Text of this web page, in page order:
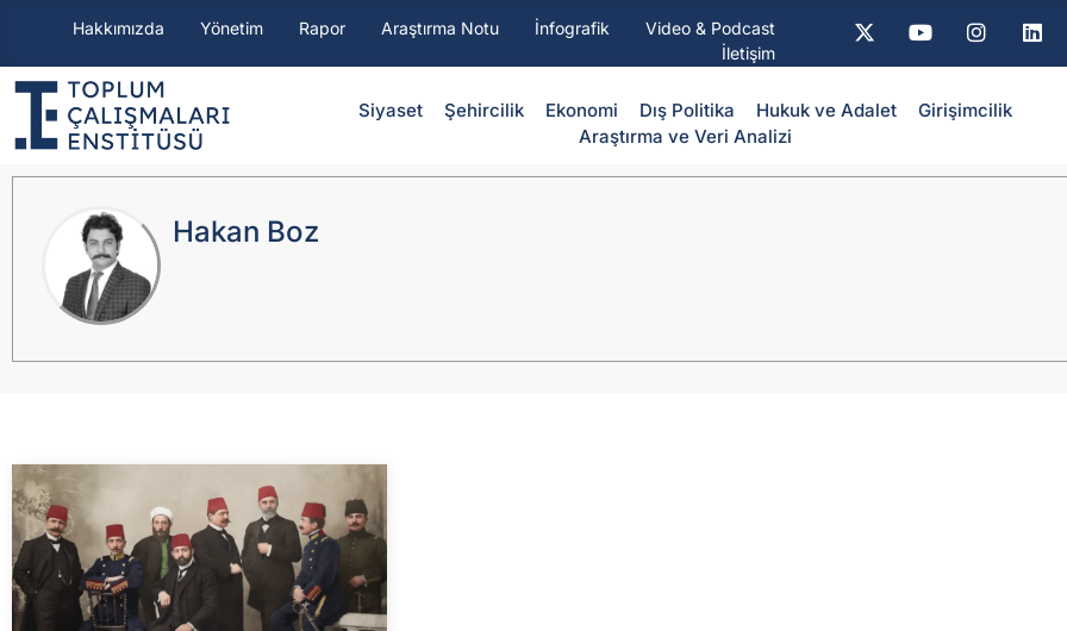
Hakkımızda Yönetim Rapor Araştırma Notu İnfografik
Video & Podcast
İletişim
Siyaset ⁠Şehircilik Ekonomi Dış Politika ⁠Hukuk ve Adalet
Girişimcilik
Araştırma ve Veri Analizi
Hakan Boz